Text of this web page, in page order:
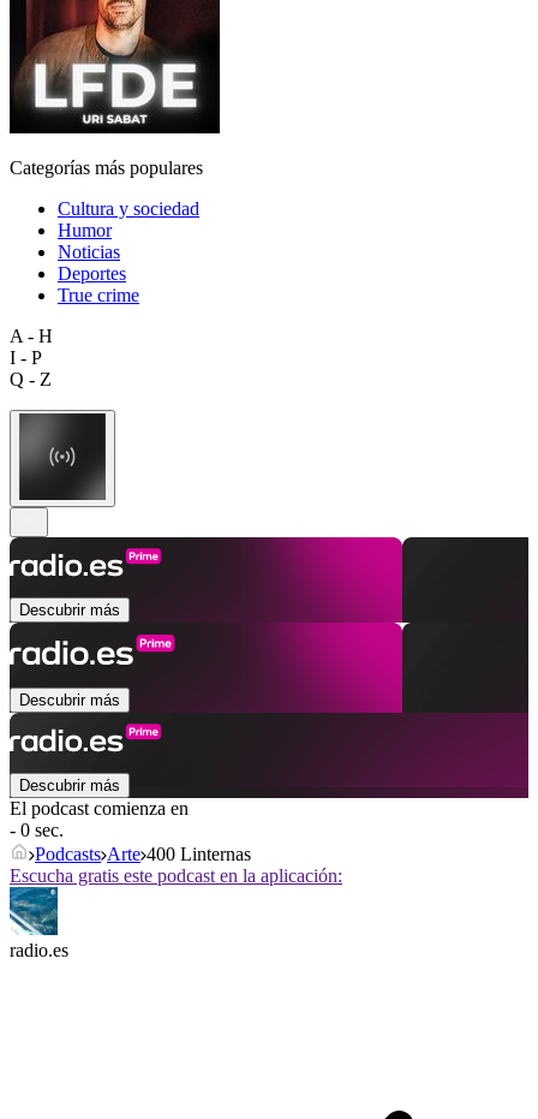
Categorías más populares
Cultura y sociedad
Humor
Noticias
Deportes
True crime
A - H
I - P
Q - Z
Descubrir más
Descubrir más
Descubrir más
El podcast comienza en
- 0 sec.
Podcasts Arte 400 Linternas
Escucha gratis este podcast en la aplicación:
radio.es